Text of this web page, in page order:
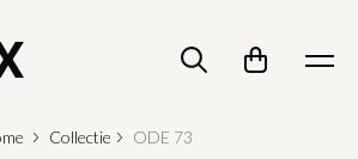
Collectie ODE 73